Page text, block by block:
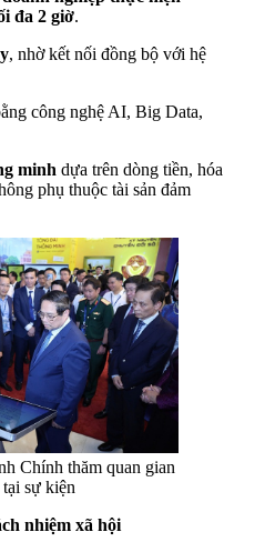
đa 2 giờ.
, nhờ kết nối đồng bộ với hệ
công nghệ AI, Big Data,
minh dựa trên dòng tiền, hóa
phụ thuộc tài sản đảm
Chính thăm quan gian
sự kiện
nhiệm xã hội